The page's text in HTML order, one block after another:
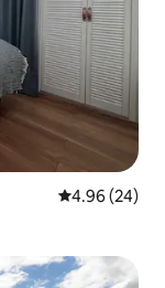
평점 4.96점(5
4.96 (24)